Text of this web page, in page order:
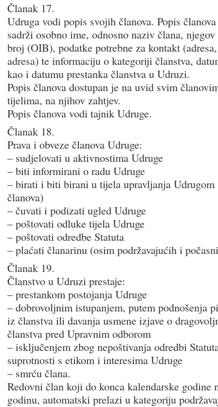
Članak 17.
Udruga vodi popis svojih članova. Popis
sadrži osobno ime, odnosno naziv člana,
broj (OIB), podatke potrebne za kontakt
adresa) te informaciju o kategoriji članstva,
kao i datumu prestanka članstva u Udruzi.
Popis članova dostupan je na uvid svim
tijelima, na njihov zahtjev.
Popis članova vodi tajnik Udruge.
Članak 18.
Prava i obveze članova Udruge:
– sudjelovati u aktivnostima Udruge
– biti informirani o radu Udruge
– birati i biti birani u tijela upravljanja Udrugom
članova)
– čuvati i podizati ugled Udruge
– poštovati odluke tijela Udruge
– poštovati odredbe Statuta
– plaćati članarinu (osim podržavajućih i
Članak 19.
Članstvo u Udruzi prestaje:
– prestankom postojanja Udruge
– dobrovoljnim istupanjem, putem podnošenja
iz članstva ili davanja usmene izjave o
članstva pred Upravnim odborom
– isključenjem zbog nepoštivanja odredbi
suprotnosti s etikom i interesima Udruge
– smrću člana.
Redovni član koji do konca kalendarske godine
godinu, automatski prelazi u kategoriju